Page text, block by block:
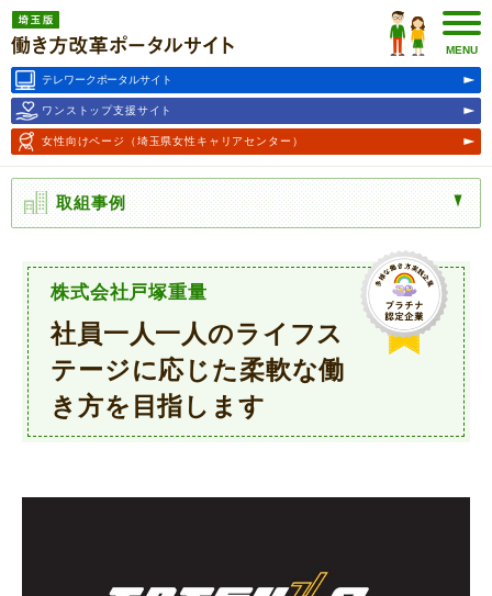
埼玉版働き方改革ポータルサ
イト
MENU
テレワークポータルサイト
ワンストップ支援サイト
女性向けページ （埼玉県女性キャリアセンター）
取組事例
株式会社戸塚重量
社員一人一人のライフス
テージに応じた柔軟な働
き方を目指します